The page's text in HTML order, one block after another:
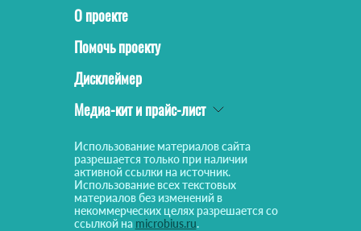
О проекте
Помочь проекту
Дисклеймер
Медиа-кит и прайс-лист
Использование материалов сайта
разрешается только при наличии
активной ссылки на источник.
Использование всех текстовых
материалов без изменений в
некоммерческих целях разрешается со
ссылкой на microbius.ru.